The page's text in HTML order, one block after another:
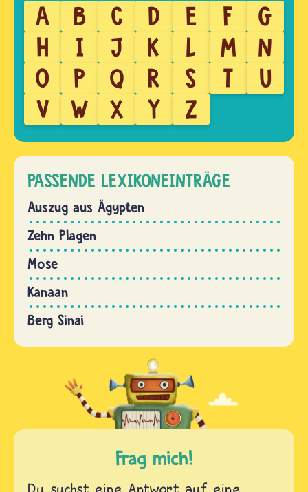
A B C D E F
G
H
I J K L M
N
O
P Q R S T
U
V
W X Y Z
PASSENDE LEXIKONEINTRÄGE
Auszug aus Ägypten
Zehn Plagen
Mose
Kanaan
Berg Sinai
Frag mich!